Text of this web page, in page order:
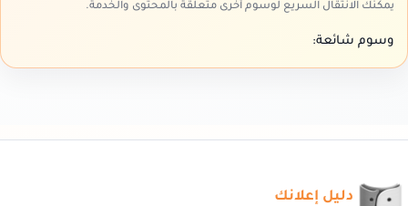
يمكنك الانتقال السريع لوسوم أخرى متعلقة بالمحتوى والخدمة.
وسوم شائعة:
دليل إعلانك